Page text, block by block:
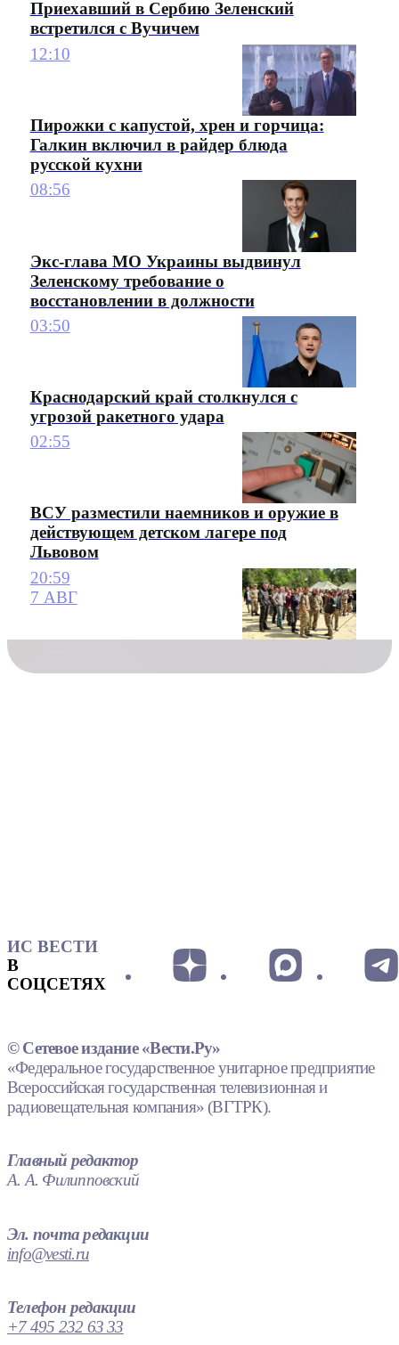
Приехавший в Сербию Зеленский
встретился с Вучичем
12:10
Пирожки с капустой, хрен и горчица:
Галкин включил в райдер блюда
русской кухни
08:56
Экс-глава МО Украины выдвинул
Зеленскому требование о
восстановлении в должности
03:50
Краснодарский край столкнулся с
угрозой ракетного удара
02:55
ВСУ разместили наемников и оружие в
действующем детском лагере под
Львовом
20:59
7 АВГ
ИС ВЕСТИ
В
СОЦСЕТЯХ
© Сетевое издание «Вести.Ру»
«Федеральное государственное унитарное предприятие
Всероссийская государственная телевизионная и
радиовещательная компания» (ВГТРК).
Главный редактор
А. А. Филипповский
Эл. почта редакции
info@vesti.ru
Телефон редакции
+7 495 232 63 33